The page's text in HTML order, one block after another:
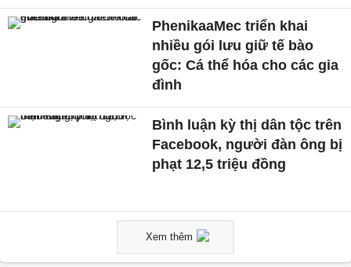
PhenikaaMec triển khai
nhiều gói lưu giữ tế bào
gốc: Cá thể hóa cho các gia
đình
Bình luận kỳ thị dân tộc trên
Facebook, người đàn ông bị
phạt 12,5 triệu đồng
Xem thêm